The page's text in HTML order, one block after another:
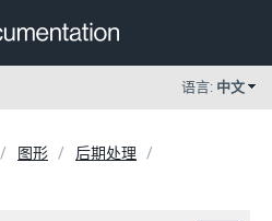
语言: 中文
图形
后期处理